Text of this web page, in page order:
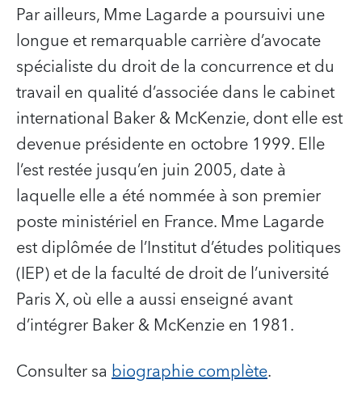
Par ailleurs, Mme Lagarde a poursuivi une
longue et remarquable carrière d’avocate
spécialiste du droit de la concurrence et du
travail en qualité d’associée dans le cabinet
international Baker & McKenzie, dont elle est
devenue présidente en octobre 1999. Elle
l’est restée jusqu’en juin 2005, date à
laquelle elle a été nommée à son premier
poste ministériel en France. Mme Lagarde
est diplômée de l’Institut d’études politiques
(IEP) et de la faculté de droit de l’université
Paris X, où elle a aussi enseigné avant
d’intégrer Baker & McKenzie en 1981.
Consulter sa biographie complète.